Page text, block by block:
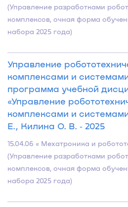
(Управление разработками
комплексов, очная форма
набора 2025 года)
Управление
комплексами и
программа учебной
«Управление
комплексами и
Е., Килина О. В. ‐ 2025
15.04.06 « Мехатроника и
(Управление разработками
комплексов, очная форма
набора 2025 года)